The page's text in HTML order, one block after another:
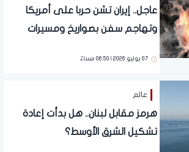
عاجل.. إيران تشن حربا على أمريكا
وتهاجم سفن بصواريخ ومسيرات
07 يوليو 2026 | 06:50 مساءً
عالم
هرمز مقابل لبنان.. هل بدأت إعادة
تشكيل الشرق الأوسط؟